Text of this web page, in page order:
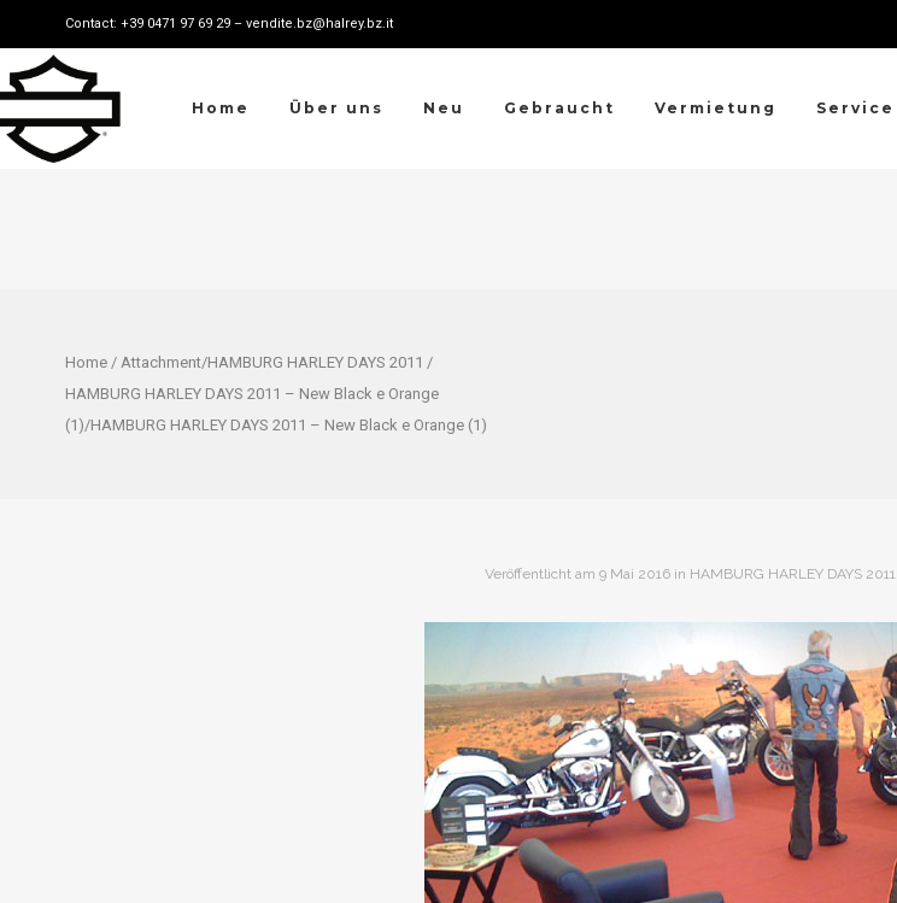
Contact: +39 0471 97 69 29 – vendite.bz@halrey.bz.it
Home Über uns Neu Gebraucht Vermietung Service
Home / Attachment/HAMBURG HARLEY DAYS 2011 /
HAMBURG HARLEY DAYS 2011 – New Black e Orange
(1)/HAMBURG HARLEY DAYS 2011 – New Black e Orange (1)
Veröffentlicht am 9 Mai 2016in HAMBURG HARLEY DAYS 2011